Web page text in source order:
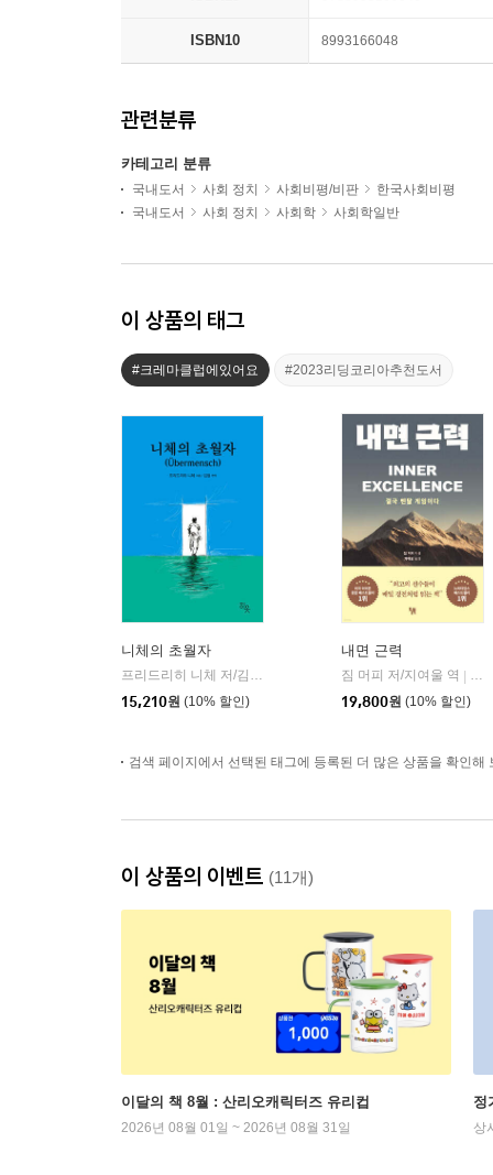
ISBN10 8993166048
관련분류
카테고리 분류
국내도서 사회 정치 사회비평/비판
한국사회비평
국내도서
사회 정치 사회학 사회학일반
이 상품의 태그
#크레마클럽에있어요 #2023리딩코리아추천도서
니체의 초월자
프리드리히 니체 저/김철 편역
15,210원 (10% 할인)
내면 근력
짐 머피 저/지여울 역
윌
19,800원 (10% 할인)
검색 페이지에서 선택된 태그에 등록된 더 많은 상품을 확인해
이 상품의 이벤트 (11개)
이달의 책 8월 : 산리오캐릭터즈 유리컵
2026년 08월 01일 ~ 2026년 08월 31일
정
상